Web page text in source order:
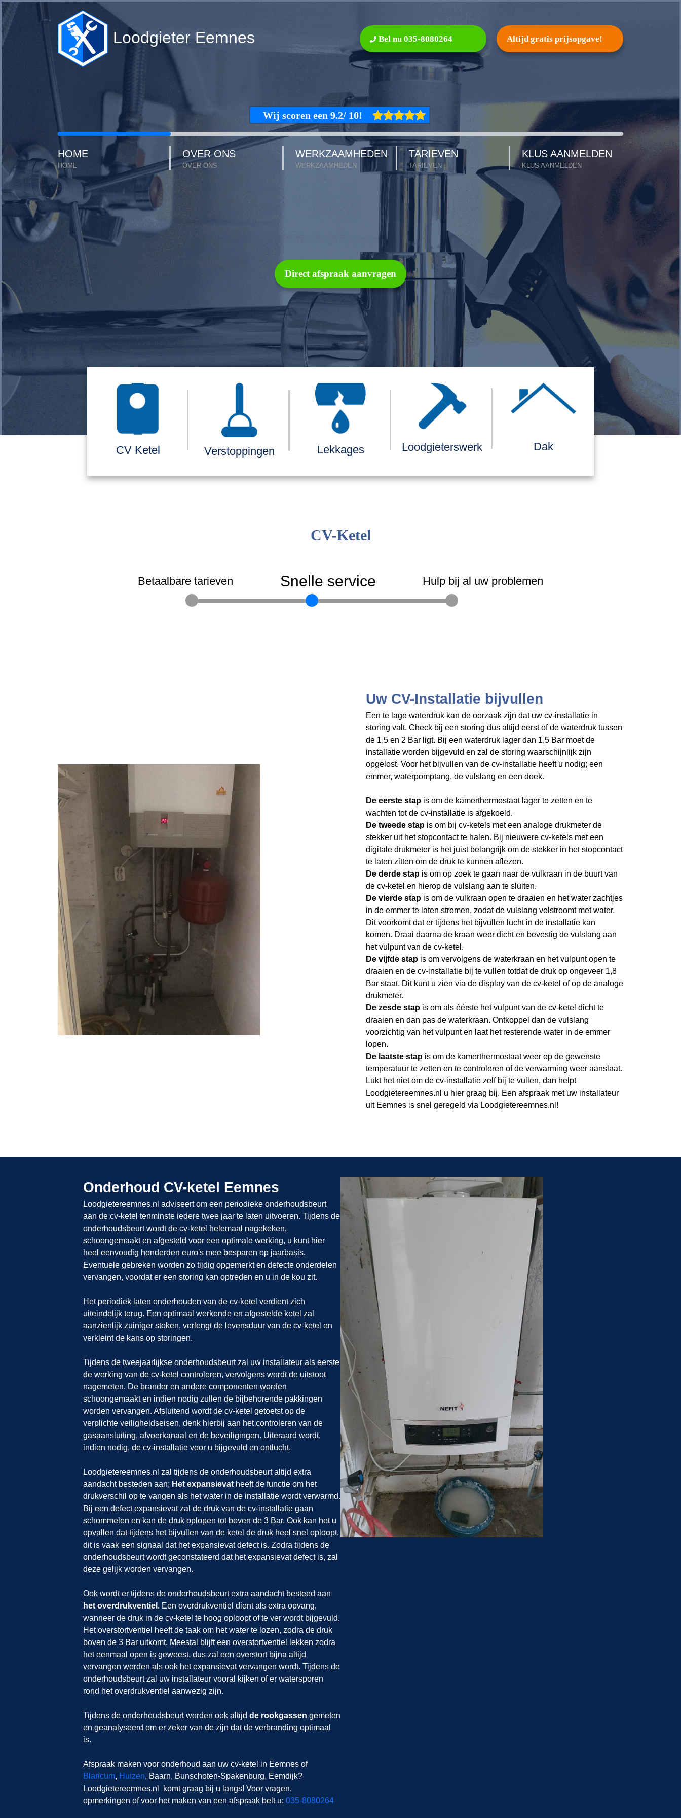
Loodgieter Eemnes Bel nu 035-8080264 Altijd gratis prijsopgave!
HOME
HOME
OVER ONS
OVER ONS
WERKZAAMHEDEN
WERKZAAMHEDEN
TARIEVEN
TARIEVEN
KLUS AANMELDEN
KLUS AANMELDEN
Direct afspraak aanvragen
CV Ketel Verstoppingen Lekkages Loodgieterswerk Dak
CV-Ketel
Betaalbare tarieven Snelle service Hulp bij al uw problemen
Uw CV-Installatie bijvullen
Een te lage waterdruk kan de oorzaak zijn dat uw cv-installatie in
storing valt. Check bij een storing dus altijd eerst of de waterdruk tussen
de 1,5 en 2 Bar ligt. Bij een waterdruk lager dan 1,5 Bar moet de
installatie worden bijgevuld en zal de storing waarschijnlijk zijn
opgelost. Voor het bijvullen van de cv-installatie heeft u nodig; een
emmer, waterpomptang, de vulslang en een doek.
De eerste stap is om de kamerthermostaat lager te zetten en te
wachten tot de cv-installatie is afgekoeld.
De tweede stap is om bij cv-ketels met een analoge drukmeter de
stekker uit het stopcontact te halen. Bij nieuwere cv-ketels met een
digitale drukmeter is het juist belangrijk om de stekker in het stopcontact
te laten zitten om de druk te kunnen aflezen.
De derde stap is om op zoek te gaan naar de vulkraan in de buurt van
de cv-ketel en hierop de vulslang aan te sluiten.
De vierde stap is om de vulkraan open te draaien en het water zachtjes
in de emmer te laten stromen, zodat de vulslang volstroomt met water.
Dit voorkomt dat er tijdens het bijvullen lucht in de installatie kan
komen. Draai daarna de kraan weer dicht en bevestig de vulslang aan
het vulpunt van de cv-ketel.
De vijfde stap is om vervolgens de waterkraan en het vulpunt open te
draaien en de cv-installatie bij te vullen totdat de druk op ongeveer 1,8
Bar staat. Dit kunt u zien via de display van de cv-ketel of op de analoge
drukmeter.
De zesde stap is om als éérste het vulpunt van de cv-ketel dicht te
draaien en dan pas de waterkraan. Ontkoppel dan de vulslang
voorzichtig van het vulpunt en laat het resterende water in de emmer
lopen.
De laatste stap is om de kamerthermostaat weer op de gewenste
temperatuur te zetten en te controleren of de verwarming weer aanslaat.
Lukt het niet om de cv-installatie zelf bij te vullen, dan helpt
Loodgietereemnes.nl u hier graag bij. Een afspraak met uw installateur
uit Eemnes is snel geregeld via Loodgietereemnes.nl !
Onderhoud CV-ketel Eemnes
Loodgietereemnes.nl adviseert om een periodieke onderhoudsbeurt
aan de cv-ketel tenminste iedere twee jaar te laten uitvoeren. Tijdens de
onderhoudsbeurt wordt de cv-ketel helemaal nagekeken,
schoongemaakt en afgesteld voor een optimale werking, u kunt hier
heel eenvoudig honderden euro's mee besparen op jaarbasis.
Eventuele gebreken worden zo tijdig opgemerkt en defecte onderdelen
vervangen, voordat er een storing kan optreden en u in de kou zit.
Het periodiek laten onderhouden van de cv-ketel verdient zich
uiteindelijk terug. Een optimaal werkende en afgestelde ketel zal
aanzienlijk zuiniger stoken, verlengt de levensduur van de cv-ketel en
verkleint de kans op storingen.
Tijdens de tweejaarlijkse onderhoudsbeurt zal uw installateur als eerste
de werking van de cv-ketel controleren, vervolgens wordt de uitstoot
nagemeten. De brander en andere componenten worden
schoongemaakt en indien nodig zullen de bijbehorende pakkingen
worden vervangen. Afsluitend wordt de cv-ketel getoetst op de
verplichte veiligheidseisen, denk hierbij aan het controleren van de
gasaansluiting, afvoerkanaal en de beveiligingen. Uiteraard wordt,
indien nodig, de cv-installatie voor u bijgevuld en ontlucht.
Loodgietereemnes.nl zal tijdens de onderhoudsbeurt altijd extra
aandacht besteden aan; Het expansievat heeft de functie om het
drukverschil op te vangen als het water in de installatie wordt verwarmd.
Bij een defect expansievat zal de druk van de cv-installatie gaan
schommelen en kan de druk oplopen tot boven de 3 Bar. Ook kan het u
opvallen dat tijdens het bijvullen van de ketel de druk heel snel oploopt,
dit is vaak een signaal dat het expansievat defect is. Zodra tijdens de
onderhoudsbeurt wordt geconstateerd dat het expansievat defect is, zal
deze gelijk worden vervangen.
Ook wordt er tijdens de onderhoudsbeurt extra aandacht besteed aan
het overdrukventiel . Een overdrukventiel dient als extra opvang,
wanneer de druk in de cv-ketel te hoog oploopt of te ver wordt bijgevuld.
Het overstortventiel heeft de taak om het water te lozen, zodra de druk
boven de 3 Bar uitkomt. Meestal blijft een overstortventiel lekken zodra
het eenmaal open is geweest, dus zal een overstort bijna altijd
vervangen worden als ook het expansievat vervangen wordt. Tijdens de
onderhoudsbeurt zal uw installateur vooral kijken of er watersporen
rond het overdrukventiel aanwezig zijn.
Tijdens de onderhoudsbeurt worden ook altijd de rookgassen gemeten
en geanalyseerd om er zeker van de zijn dat de verbranding optimaal
is.
Afspraak maken voor onderhoud aan uw cv-ketel in Eemnes of
Blaricum, Huizen, Baarn, Bunschoten-Spakenburg, Eemdijk?
Loodgietereemnes.nl
komt graag bij u langs! Voor vragen,
opmerkingen of voor het maken van een afspraak belt u: 035-8080264